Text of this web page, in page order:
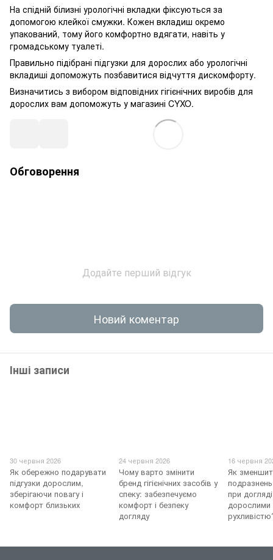
На спідній білизні урологічні вкладки фіксуються за
допомогою клейкої смужки. Кожен вкладиш окремо
упакований, тому його комфортно вдягати, навіть у
громадському туалеті.
Правильно підібрані підгузки для дорослих або урологічні
вкладиші допоможуть позбавитися відчуття дискомфорту.
Визначитись з вибором відповідних гігієнічних виробів для
дорослих вам допоможуть у магазині CYXO.
Обговорення
Додайте перший відгук
Новий коментар
Інші записи
30 червня 2026
Як обережно подарувати
підгузки дорослим,
зберігаючи повагу і
комфорт близьких
24 червня 2026
Чому варто змінити
бренд гігієнічних засобів у
спеку: забезпечуємо
комфорт і безпеку
догляду
16 червня
Як
при